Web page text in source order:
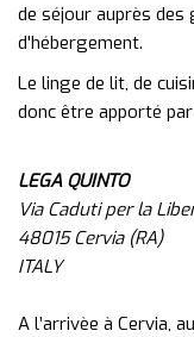
de séjour auprès
d'hébergement.
Le linge de lit, de
donc être apporté
LEGA QUINTO
Via Caduti per la
48015 Cervia (RA)
ITALY
A l’arrivèe à Cervia, au